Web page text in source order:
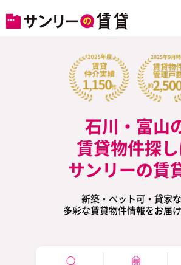
石川・富山
賃貸物件探
サンリーの賃
新築・ペット可・貸家
多彩な賃貸物件情報をお届